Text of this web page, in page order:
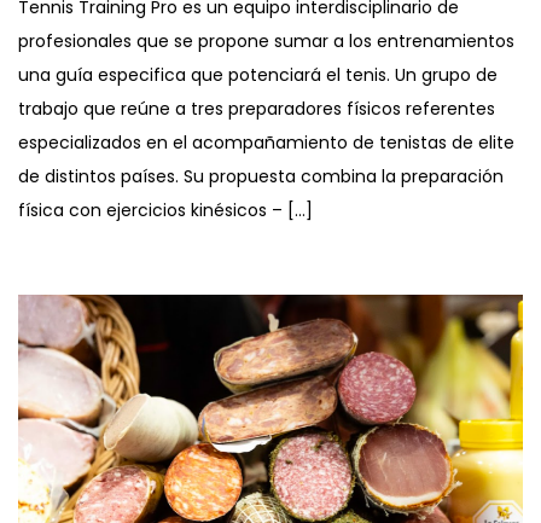
Tennis Training Pro es un equipo interdisciplinario de
profesionales que se propone sumar a los entrenamientos
una guía especifica que potenciará el tenis. Un grupo de
trabajo que reúne a tres preparadores físicos referentes
especializados en el acompañamiento de tenistas de elite
de distintos países. Su propuesta combina la preparación
física con ejercicios kinésicos – […]